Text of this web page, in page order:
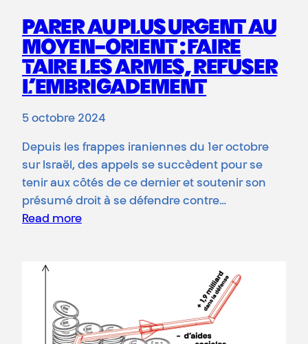
PARER AU PLUS URGENT AU
MOYEN-ORIENT : FAIRE
TAIRE LES ARMES, REFUSER
L’EMBRIGADEMENT
5 octobre 2024
Depuis les frappes iraniennes du 1er octobre
sur Israël, des appels se succèdent pour se
tenir aux côtés de ce dernier et soutenir son
présumé droit à se défendre contre…
Read more